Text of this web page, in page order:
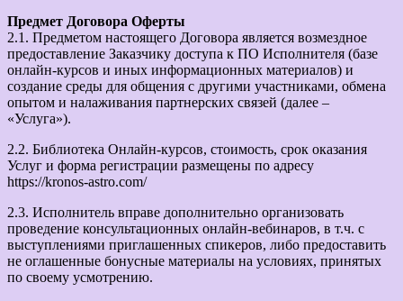
Предмет Договора Оферты
2.1. Предметом настоящего Договора является возмездное
предоставление Заказчику доступа к ПО Исполнителя (базе
онлайн-курсов и иных информационных материалов) и
создание среды для общения с другими участниками, обмена
опытом и налаживания партнерских связей (далее –
«Услуга»).
2.2. Библиотека Онлайн-курсов, стоимость, срок оказания
Услуг и форма регистрации размещены по адресу
https://kronos-astro.com/
2.3. Исполнитель вправе дополнительно организовать
проведение консультационных онлайн-вебинаров, в т.ч. с
выступлениями приглашенных спикеров, либо предоставить
не оглашенные бонусные материалы на условиях, принятых
по своему усмотрению.